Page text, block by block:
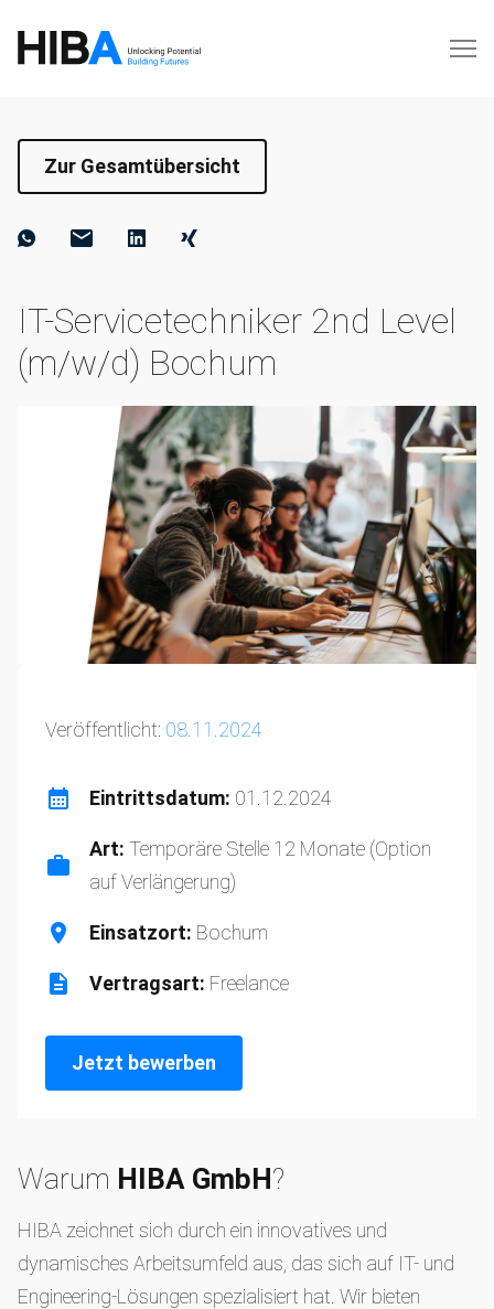
Zur Gesamtübersicht
IT-Servicetechniker 2nd Level
(m/w/d) Bochum
Veröffentlicht: 08.11.2024
Eintrittsdatum: 01.12.2024
Art: Temporäre Stelle 12 Monate (Option
auf Verlängerung)
Einsatzort: Bochum
Vertragsart: Freelance
Jetzt bewerben
Warum HIBA GmbH?
HIBA zeichnet sich durch ein innovatives und
dynamisches Arbeitsumfeld aus, das sich auf IT- und
Engineering-Lösungen spezialisiert hat. Wir bieten